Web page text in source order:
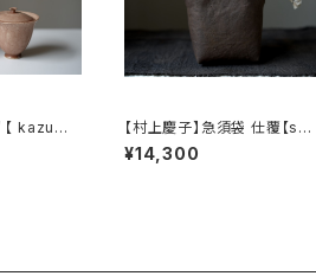
【村上慶子】急須袋 仕覆【sab
i-nuno】teapot bag tea c
addy pouch
¥14,300